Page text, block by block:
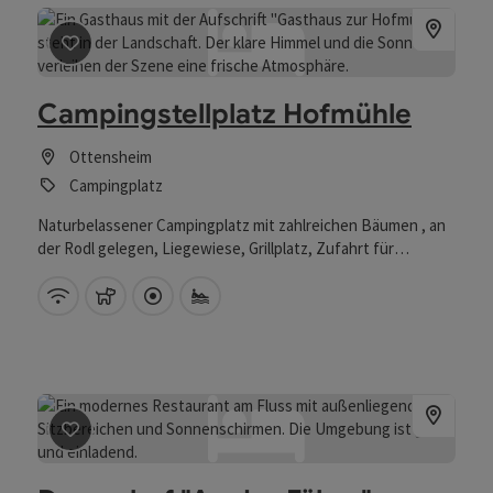
Beitrag merken: Campingstellplatz Hofmühle
Campingstellplatz Hofmühle
Ottensheim
Campingplatz
Naturbelassener Campingplatz mit zahlreichen Bäumen , an
der Rodl gelegen, Liegewiese, Grillplatz, Zufahrt für
Naturfreibad
W-Lan (kostenlos)
Haustiere erlaubt
Direkt im Zentrum
Beitrag merken